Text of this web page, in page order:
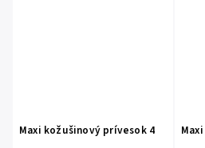
Maxi kožušinový prívesok 4